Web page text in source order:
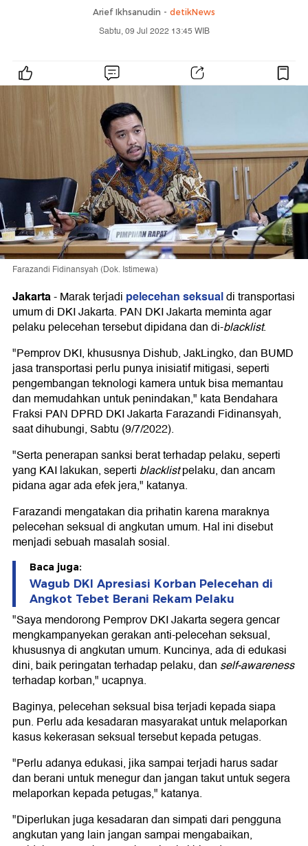
Arief Ikhsanudin - detikNews
Sabtu, 09 Jul 2022 13:45 WIB
Farazandi Fidinansyah (Dok. Istimewa)
Jakarta-Marak terjadi pelecehan seksualdi transportasi
umum di DKI Jakarta. PAN DKI Jakarta meminta agar
pelaku pelecehan tersebut dipidana dan di-blacklist.
"Pemprov DKI, khususnya Dishub, JakLingko, dan BUMD
jasa transportasi perlu punya inisiatif mitigasi, seperti
pengembangan teknologi kamera untuk bisa memantau
dan memudahkan untuk penindakan," kata Bendahara
Fraksi PAN DPRD DKI Jakarta Farazandi Fidinansyah,
saat dihubungi, Sabtu (9/7/2022).
"Serta penerapan sanksi berat terhadap pelaku, seperti
yang KAI lakukan, seperti blacklistpelaku, dan ancam
pidana agar ada efek jera," katanya.
Farazandi mengatakan dia prihatin karena maraknya
pelecehan seksual di angkutan umum. Hal ini disebut
menjadi sebuah masalah sosial.
Baca juga:
Wagub DKI Apresiasi Korban Pelecehan di
Angkot Tebet Berani Rekam Pelaku
"Saya mendorong Pemprov DKI Jakarta segera gencar
mengkampanyekan gerakan anti-pelecehan seksual,
khususnya di angkutan umum. Kuncinya, ada di edukasi
dini, baik peringatan terhadap pelaku, dan self-awareness
terhadap korban," ucapnya.
Baginya, pelecehan seksual bisa terjadi kepada siapa
pun. Perlu ada kesadaran masyarakat untuk melaporkan
kasus kekerasan seksual tersebut kepada petugas.
"Perlu adanya edukasi, jika sampai terjadi harus sadar
dan berani untuk menegur dan jangan takut untuk segera
melaporkan kepada petugas," katanya.
"Diperlukan juga kesadaran dan simpati dari pengguna
angkutan yang lain jangan sampai mengabaikan,